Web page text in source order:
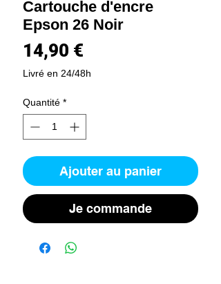
Cartouche d'encre
Epson 26 Noir
14,90 €
Livré en 24/48h
Quantité *
Ajouter au panier
Je commande